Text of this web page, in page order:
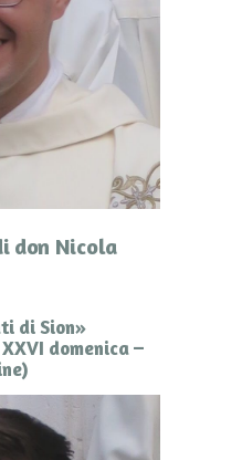
don Nicola
di Sion»
domenica –